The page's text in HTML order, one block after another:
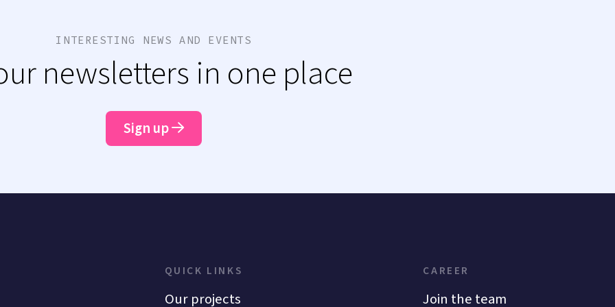
INTERESTING NEWS AND EVENTS
newsletters in one place
Sign up
QUICK LINKS
Our projects
CAREER
Join the team